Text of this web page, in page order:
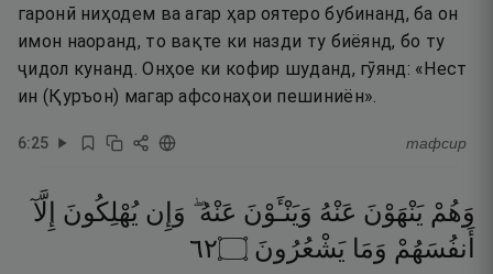
гаронӣ ниҳодем ва агар ҳар оятеро бубинанд, ба он
имон наоранд, то вақте ки назди ту биёянд, бо ту
ҷидол кунанд. Онҳое ки кофир шуданд, гӯянд: «Нест
ин (Қуръон) магар афсонаҳои пешиниён».
6:25 тафсир
وَهُمْ يَنْهَوْنَ عَنْهُ وَيَنْـَٔوْنَ عَنْهُ ۖ وَإِن يُهْلِكُونَ
إِلَّآ
أَنفُسَهُمْ وَمَا يَشْعُرُونَ ۝٢٦